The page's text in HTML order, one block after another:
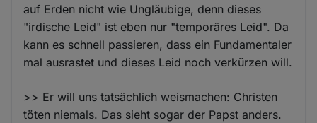
auf Erden nicht wie Ungläubige, denn dieses
"irdische Leid" ist eben nur "temporäres Leid". Da
kann es schnell passieren, dass ein Fundamentaler
mal ausrastet und dieses Leid noch verkürzen will.
>> Er will uns tatsächlich weismachen: Christen
töten niemals. Das sieht sogar der Papst anders.